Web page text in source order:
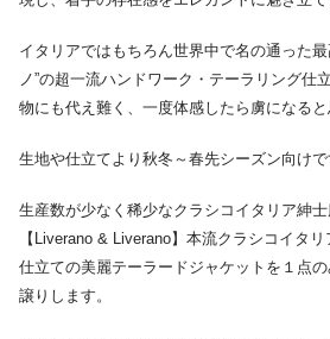
イタリアではもちろん世界中で名の通った
ノ”の超一流ハンドワーク・テーラリング仕
物にも代え難く、一度体感したら虜になると
生地や仕立てより秋冬～春先シーズン向けで
生産数が少なく稀少なクラシコイタリア紳
【Liverano & Liverano】本流クラシコイタ
仕立ての美麗テーラードジャケットを１点
譲りします。